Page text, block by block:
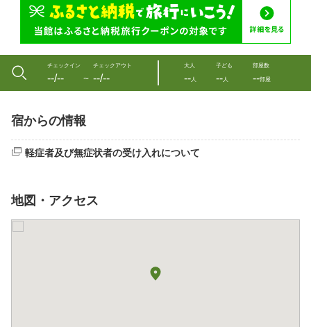
チェックイン
--/-- 〜
チェックアウト
--/--
大人
--人
子ども
--人
部屋数
--部屋
宿からの情報
軽症者及び無症状者の受け入れについて
地図・アクセス